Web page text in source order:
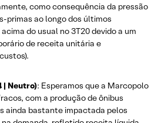
como consequência da pressão
primas ao longo dos últimos
do usual no 3T20 devido a um
de receita unitária e
| Neutro): Esperamos que a Marcopolo
com a produção de ônibus
ainda bastante impactada pelos